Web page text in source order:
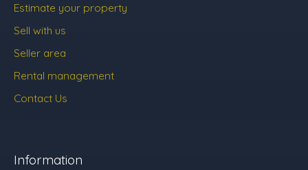
Estimate your property
Sell with us
Seller area
Rental management
Contact Us
Information